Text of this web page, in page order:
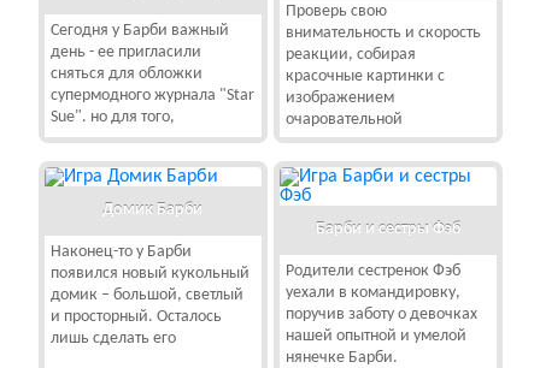
Сегодня у Барби важный
день - ее пригласили
сняться для обложки
супермодного журнала "Star
Sue". но для того,
Проверь свою
внимательность и скорость
реакции, собирая
красочные картинки с
изображением
очаровательной
Домик Барби
Наконец-то у Барби
появился новый кукольный
домик – большой, светлый
и просторный. Осталось
лишь сделать его
Барби и сестры Фэб
Родители сестренок Фэб
уехали в командировку,
поручив заботу о девочках
нашей опытной и умелой
нянечке Барби.